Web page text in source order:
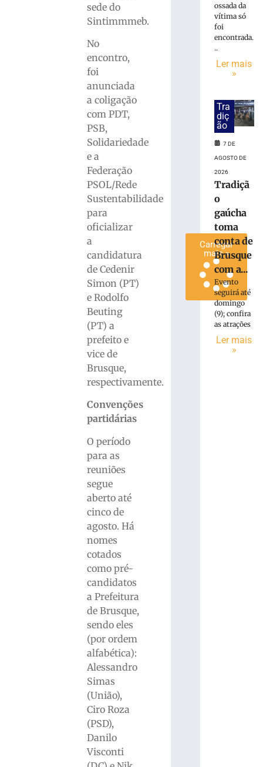
sede do
Sintimmmeb.
No
encontro,
foi
anunciada
a coligação
com PDT,
PSB,
Solidariedade
e a
Federação
PSOL/Rede
Sustentabilidade
para
oficializar
a
candidatura
de Cedenir
Simon (PT)
e Rodolfo
Beuting
(PT) a
prefeito e
vice de
Brusque,
respectivamente.
Convenções
partidárias
O período
para as
reuniões
segue
aberto até
cinco de
agosto. Há
nomes
cotados
como pré-
candidatos
a Prefeitura
de Brusque,
sendo eles
(por ordem
alfabética):
Alessandro
Simas
(União),
Ciro Roza
(PSD),
Danilo
Visconti
define
candidatos
disputar
Carregar
mais »
ossada da
vítima só
foi
encontrada.
..
Ler mais
»
Tra
diç
ão
7 DE
AGOSTO DE
2026
Tradiçã
o
gaúcha
toma
conta de
Brusque
com a...
Evento
seguirá até
domingo
(9); confira
as atrações
Ler mais
»